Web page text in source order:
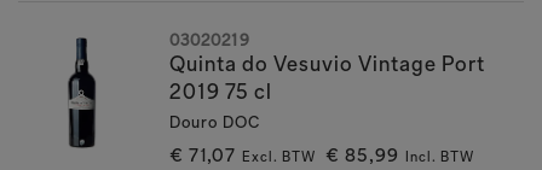
Quinta do Vesuvio Vintage Port
2019 75 cl
Douro DOC
€ 71,07 Excl. BTW € 85,99 Incl. BTW
03020219